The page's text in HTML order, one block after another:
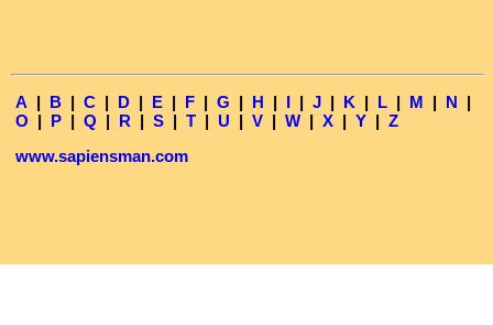
A | B | C | D | E | F | G | H | I | J | K | L | M | N |
O | P | Q | R | S | T | U | V | W | X | Y | Z
www.sapiensman.com